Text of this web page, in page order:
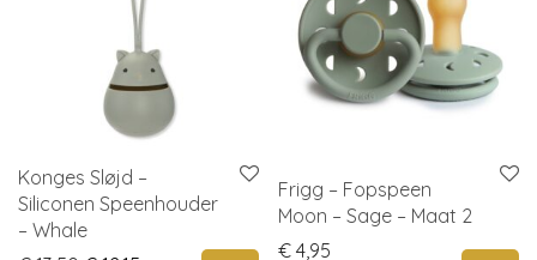
Konges Sløjd –
Siliconen Speenhouder
– Whale
Frigg – Fopspeen
Moon – Sage – Maat 2
€ 4,95